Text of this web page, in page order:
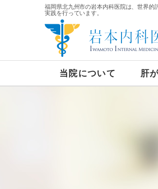
福岡県北九州市の岩本内科医院は、世界
実践を行っています。
当院について 肝